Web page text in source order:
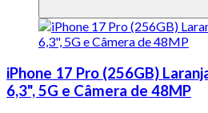
iPhone 17 Pro (256GB)
6,3", 5G e Câmera de 48MP